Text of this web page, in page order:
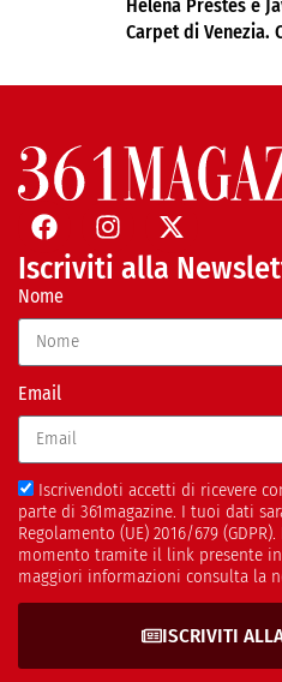
Helena Prestes e
Carpet di Venezia.
Iscriviti alla
Nome
Email
Iscrivendoti accetti di ricevere
parte di 361magazine. I tuoi dati
Regolamento (UE) 2016/679
momento tramite il link presente
maggiori informazioni consulta la
ISCRIVITI